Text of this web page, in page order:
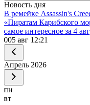
Новость дня
В ремейке Assassin's
«Пиратам Карибского
самое интересное за 4
005 авг 12:21
Апрель 2026
пн
вт